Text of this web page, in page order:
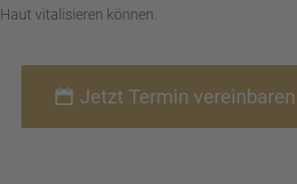
Haut vitali­sie­ren können.
Jetzt Termin verein­ba­ren